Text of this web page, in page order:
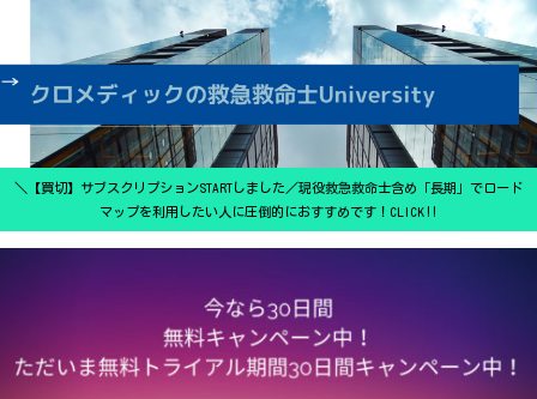
＼【買切】サブスクリプションSTARTしました／現役救急救命士含め「長期」でロード
マップを利用したい人に圧倒的におすすめです！CLICK‼